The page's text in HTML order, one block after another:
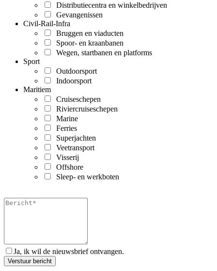
Distributiecentra en winkelbedrijven
Gevangenissen
Civil-Rail-Infra
Bruggen en viaducten
Spoor- en kraanbanen
Wegen, startbanen en platforms
Sport
Outdoorsport
Indoorsport
Maritiem
Cruiseschepen
Riviercruiseschepen
Marine
Ferries
Superjachten
Veetransport
Visserij
Offshore
Sleep- en werkboten
Ja, ik wil de nieuwsbrief ontvangen.